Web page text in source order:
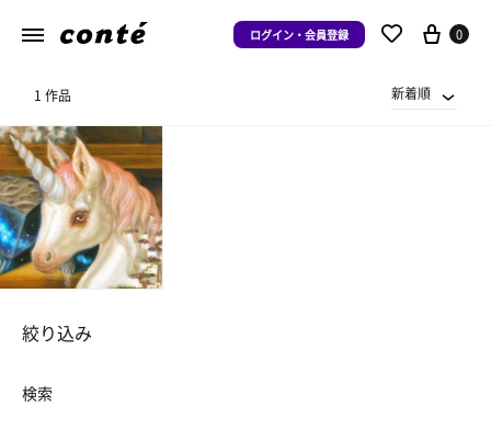
ログイン・会員登録 0
1 作品 新着順
絞り込み
検索